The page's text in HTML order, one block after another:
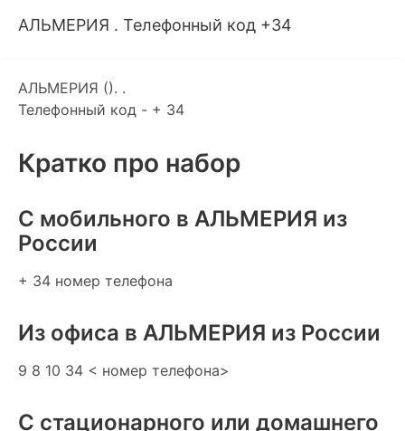
АЛЬМЕРИЯ . Телефонный код +34
АЛЬМЕРИЯ (). .
Телефонный код - + 34
Кратко про набор
C мобильного в АЛЬМЕРИЯ из
России
+ 34 номер телефона
Из офиса в АЛЬМЕРИЯ из России
9 8 10 34 < номер телефона>
С стационарного или домашнего